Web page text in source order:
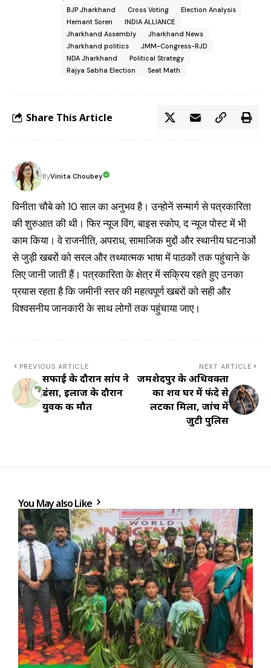
BJP Jharkhand
Cross Voting
Election Analysis
Hemant Soren
INDIA ALLIANCE
Jharkhand Assembly
Jharkhand News
Jharkhand politics
JMM-Congress-RJD
NDA Jharkhand
Political Strategy
Rajya Sabha Election
Seat Math
Share This Article
ByVinita Choubey
विनीता चौबे को 10 साल का अनुभव है। उन्होनें सन्मार्ग से पत्रकारिता
की शुरुआत की थी। फिर न्यूज विंग, बाइस स्कोप, द न्यूज पोस्ट में भी
काम किया। वे राजनीति, अपराध, सामाजिक मुद्दों और स्थानीय घटनाओं
से जुड़ी खबरों को सरल और तथ्यात्मक भाषा में पाठकों तक पहुंचाने के
लिए जानी जाती हैं। पत्रकारिता के क्षेत्र में सक्रिय रहते हुए उनका
प्रयास रहता है कि जमीनी स्तर की महत्वपूर्ण खबरों को सही और
विश्वसनीय जानकारी के साथ लोगों तक पहुंचाया जाए।
PREVIOUS ARTICLE
सफाई के दौरान सांप ने
डंसा, इलाज के दौरान
युवक की मौत
NEXT ARTICLE
जमशेदपुर के अधिवक्ता
का शव घर में फंदे से
लटका मिला, जांच में
जुटी पुलिस
You May also Like